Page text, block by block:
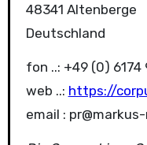
48341 Altenberge
Deutschland
fon ..: +49 (0) 6174
web ..: https://
email :